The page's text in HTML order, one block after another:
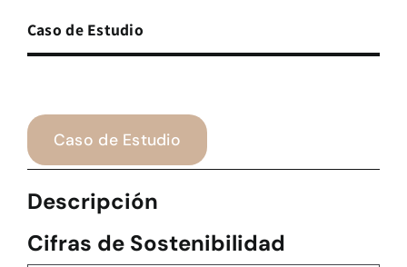
Caso de Estudio
Caso de Estudio
Descripción
Cifras de Sostenibilidad